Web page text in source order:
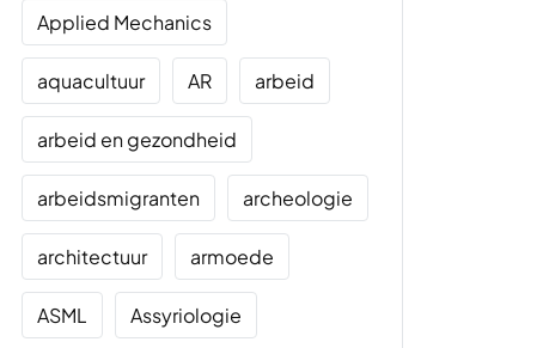
Applied Mechanics
aquacultuur AR arbeid
arbeid en gezondheid
arbeidsmigranten archeologie
architectuur armoede
ASML Assyriologie